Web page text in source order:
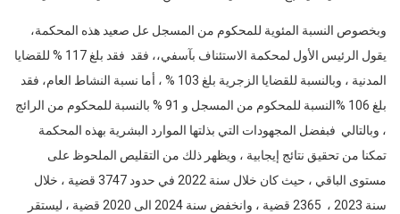
يقول الرئيس الأول لمحكمة الاستئناف بآسفي،، فقد فقد بلغ 117 % للقضايا
المدنية ، وبالنسبة للقضايا الزجرية بلغ 103 % ، أما نسبة النشاط العام، فقد
بلغ 106 %النسبة للمحكوم من المسجل و 91 % بالنسبة للمحكوم من الرائج
، وبالتالي فبفضل المجهودات التي بذلتها الموارد البشرية بهذه المحكمة
تمكنا من تحقيق نتائج إيجابية ، ويظهر ذلك من التقليص الملحوظ على
مستوى الباقي ، حيث كان خلال سنة 2022 في حدود 3747 قضية ، خلال
سنة 2023 ، 2365 قضية ، وانخفض سنة 2024 الى 2020 قضية ، ليستقر
خلال متم سنة 2025 عند 1497 قضية أي بنسبة انخفاظ بلغت 26 % وهذه